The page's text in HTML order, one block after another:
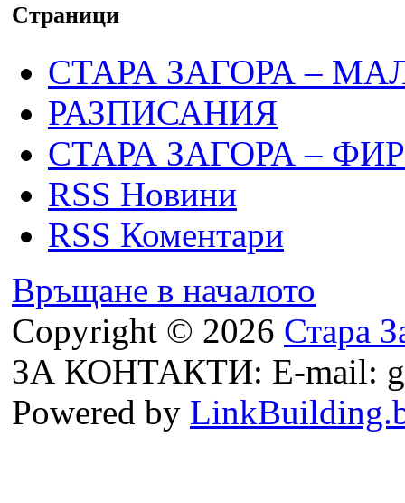
Страници
СТАРА ЗАГОРА –
РАЗПИСАНИЯ
СТАРА ЗАГОРА –
RSS Новини
RSS Коментари
Връщане в началото
Copyright © 2026 Стара
ЗА КОНТАКТИ: E-mail:
Powered by